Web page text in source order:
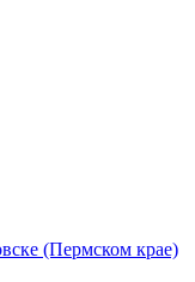
(Пермском крае)